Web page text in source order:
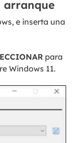
arranque
e inserta una
para
Windows 11.